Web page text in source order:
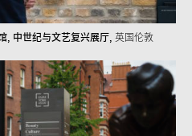
, 中世纪与文艺复兴展厅 英国伦敦